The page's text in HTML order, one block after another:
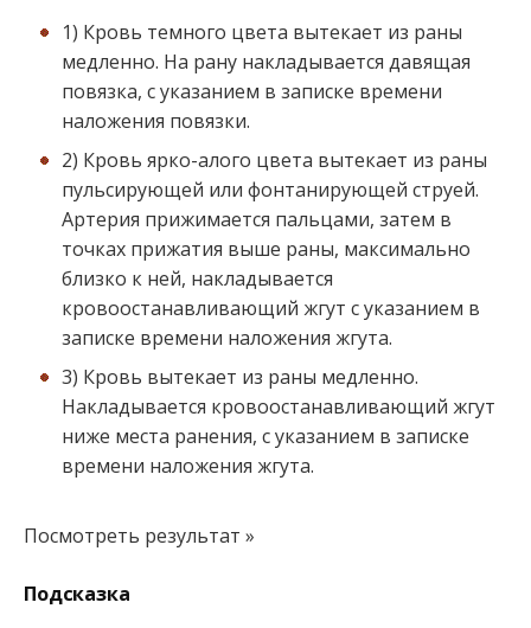
1) Кровь темного цвета вытекает из раны
медленно. На рану накладывается давящая
повязка, с указанием в записке времени
наложения повязки.
2) Кровь ярко-алого цвета вытекает из раны
пульсирующей или фонтанирующей струей.
Артерия прижимается пальцами, затем в
точках прижатия выше раны, максимально
близко к ней, накладывается
кровоостанавливающий жгут с указанием в
записке времени наложения жгута.
3) Кровь вытекает из раны медленно.
Накладывается кровоостанавливающий жгут
ниже места ранения, с указанием в записке
времени наложения жгута.
Посмотреть результат »
Подсказка